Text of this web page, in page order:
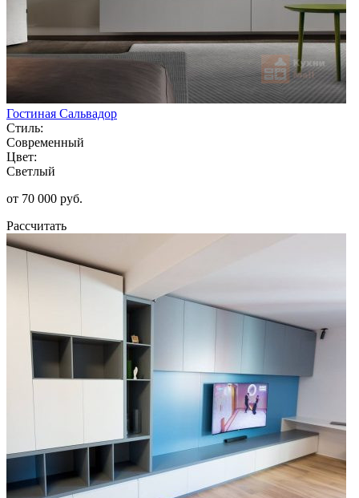
Гостиная Сальвадор
Стиль:
Современный
Цвет:
Светлый
от 70 000 руб.
Рассчитать